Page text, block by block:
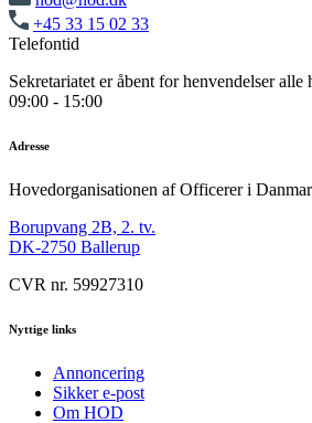
+45 33 15 02 33
Telefontid
Sekretariatet er åbent for henvendelser alle
09:00 - 15:00
Adresse
Hovedorganisationen af Officerer i
Borupvang 2B, 2. tv.
DK-2750 Ballerup
CVR nr. 59927310
Nyttige links
Annoncering
Sikker e-post
Om HOD